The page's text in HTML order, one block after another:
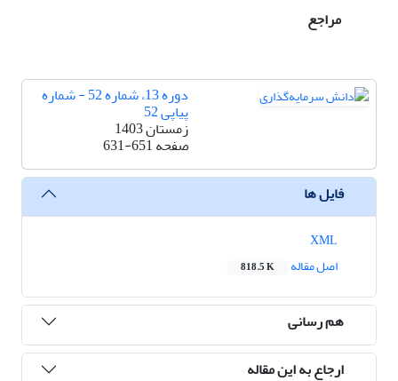
مراجع
دوره 13، شماره 52 - شماره
پیاپی 52
زمستان 1403
صفحه631-651
فایل ها
اصل مقاله
818.5 K
هم رسانی
ارجاع به این مقاله